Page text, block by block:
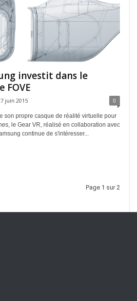
investit dans le
FOVE
juin 2015 0
son propre casque de réalité virtuelle pour
le Gear VR, réalisé en collaboration avec
continue de s'intéresser...
Page 1 sur 2